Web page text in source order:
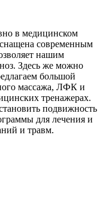
в медицинском
современным
нашим
Здесь же можно
большой
массажа, ЛФК и
тренажерах.
подвижность
для лечения и
и травм.